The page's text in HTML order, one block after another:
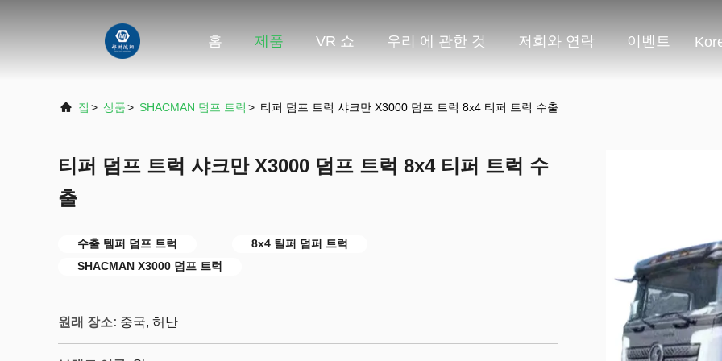
홈 제품 VR 쇼 우리 에 관한 것 저희와 연락 이벤트
집 > 상품> SHACMAN 덤프 트럭 > 티퍼 덤프 트럭 샤크만 X3000 덤프 트럭 8x4 티퍼 트럭 수출
티퍼 덤프 트럭 샤크만 X3000 덤프 트럭 8x4 티퍼 트럭 수
출
수출 템퍼 덤프 트럭
8x4 틸퍼 덤퍼 트럭
SHACMAN X3000 덤프 트럭
원래 장소: 중국, 허난